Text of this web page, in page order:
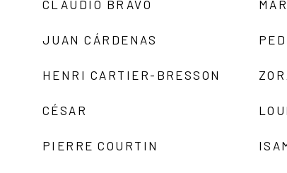
CLAUDIO BRAVO
JUAN CÁRDENAS
HENRI CARTIER-BRESSON
CÉSAR
PIERRE COURTIN